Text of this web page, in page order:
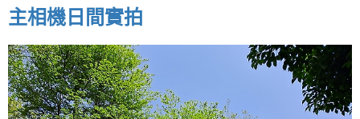
主相機日間實拍